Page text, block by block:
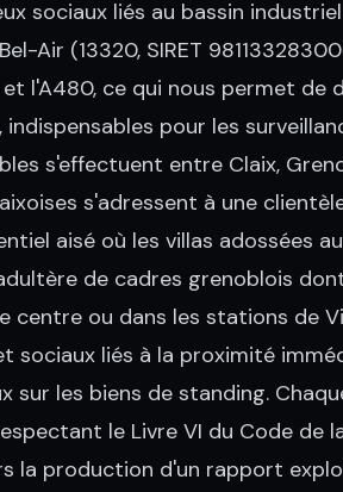
sociaux liés au bassin
Air (13320, SIRET
et l'A480, ce qui nous permet de
pour les
s'effectuent entre Claix,
s'adressent à une
aisé où les villas adossées
de cadres grenoblois
centre ou dans les stations de
sociaux liés à la proximité
sur les biens de standing.
le Livre VI du Code de
la production d'un rapport